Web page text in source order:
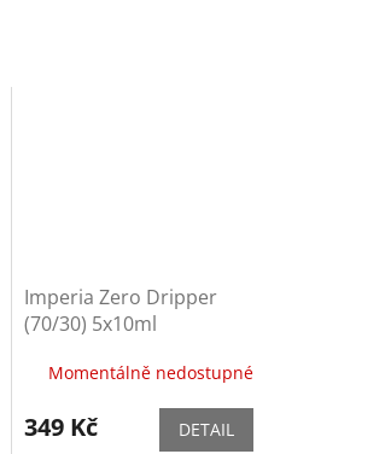
Imperia Zero Dripper
(70/30) 5x10ml
Momentálně nedostupné
349 Kč DETAIL